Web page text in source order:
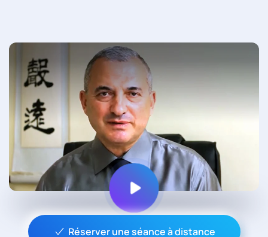
Réserver une séance à distance